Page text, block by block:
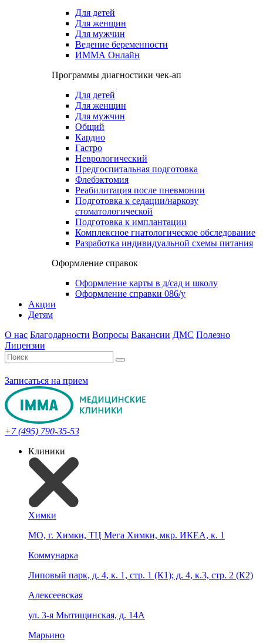
Для детей
Для женщин
Для мужчин
Ведение беременности
ИММА Онлайн
Программы диагностики чек-ап
Для детей
Для женщин
Для мужчин
Общий
Кардио
Гастро
Неврологический
Предгоспитальная подготовка
Флебэктомия
Реабилитация после пневмонии
Подготовка к седации/наркозу
стоматологической
Подготовка к имплантации
Комплексное гнатологическое обследование
Разработка индивидуальной схемы питания
Оформление справок
Оформление карты в д/сад и школу
Оформление справки 086/у
Акции
Детям
О нас Благодарности Вопросы Вакансии ДМС Полезно
Лицензии
Записаться на прием
+7 (495) 790-35-53
Клиники
Химки
МО, г. Химки, ТЦ Мега Химки, мкр. ИКЕА, к. 1
Коммунарка
Липовый парк, д. 4, к. 1, стр. 1 (К1); д. 4, к.3, стр. 2 (К2)
Алексеевская
ул. 3-я Мытищинская, д. 14А
Марьино